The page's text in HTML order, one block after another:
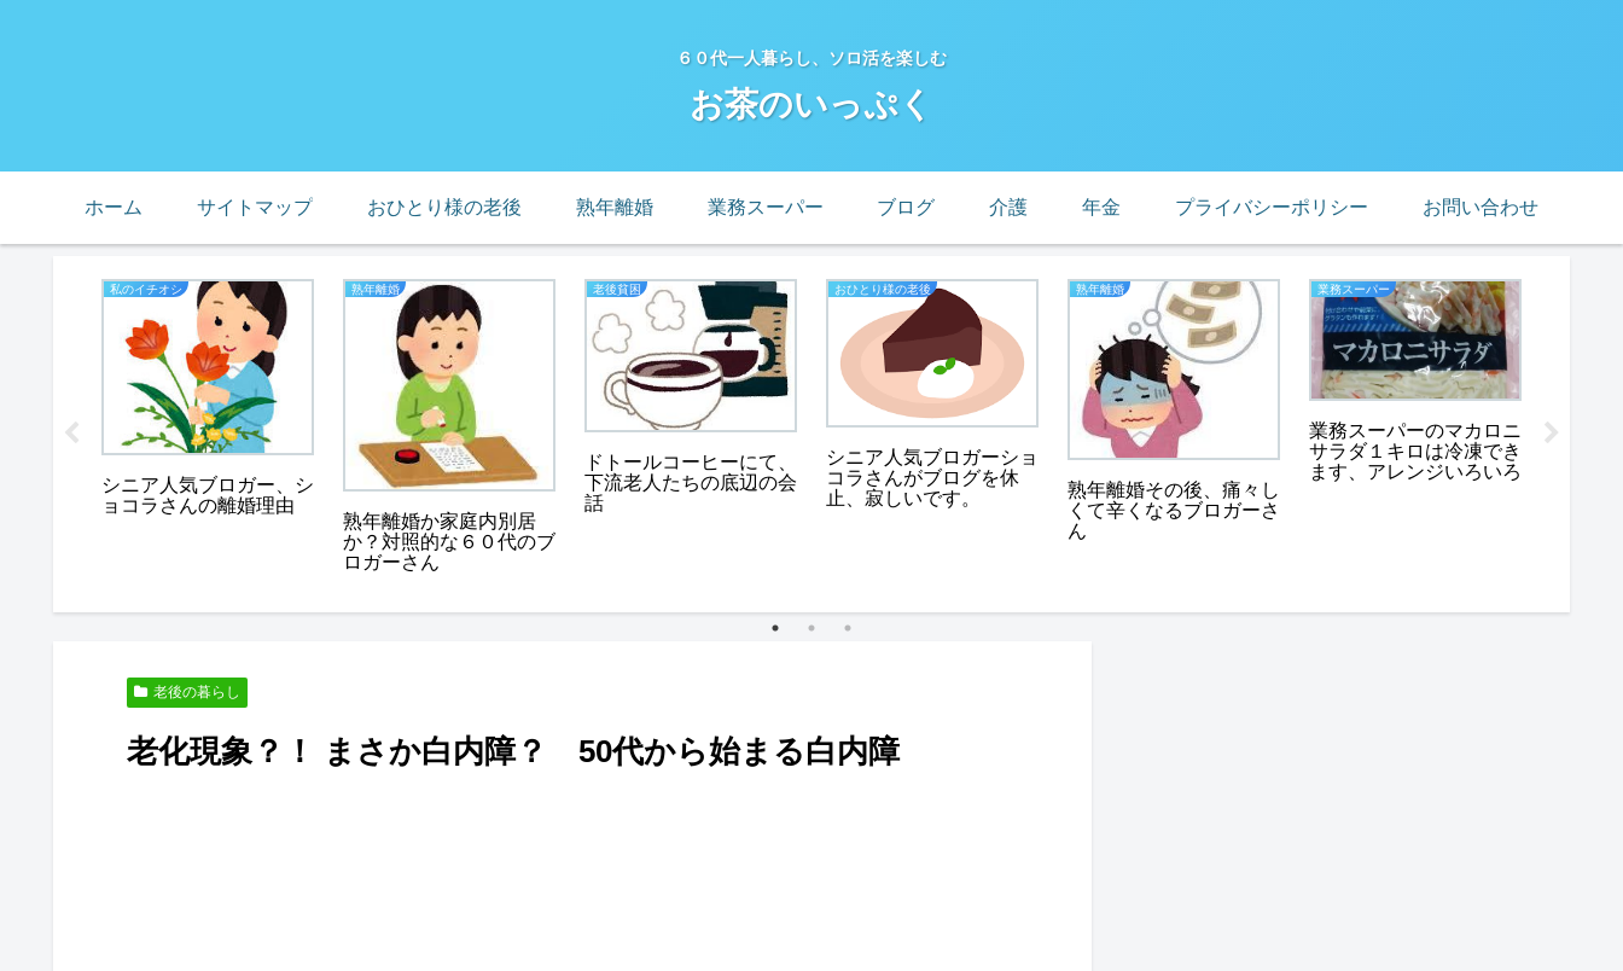
６０代一人暮らし、ソロ活を楽しむ
お茶のいっぷく
ホーム サイトマップ おひとり様の老後 熟年離婚 業務スーパー ブログ 介護 年金 プライバシーポリシー お問い合わせ
母の預
私のイチオシ
シニア人気ブロガー、シ
ョコラさんの離婚理由
熟年離婚
熟年離婚か家庭内別居
か？対照的な６０代のブ
ロガーさん
老後貧困
ドトールコーヒーにて、
下流老人たちの底辺の会
話
おひとり様の老後
シニア人気ブロガーショ
コラさんがブログを休
止、寂しいです。
熟年離婚
熟年離婚その後、痛々し
くて辛くなるブロガーさ
ん
業務スーパー
業務スーパーのマカロニ
サラダ１キロは冷凍でき
ます、アレンジいろいろ
老後の暮らし
老化現象？！ まさか白内障？ 50代から始まる白内障